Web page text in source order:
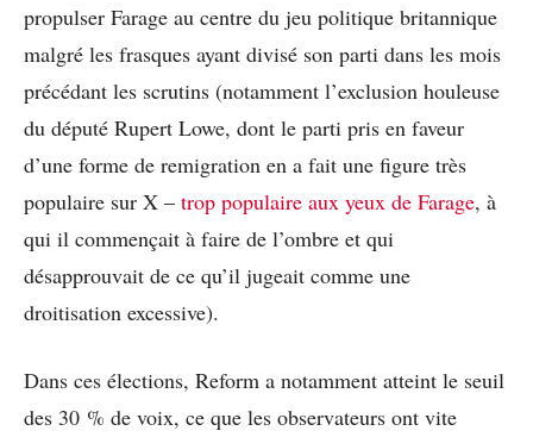
propulser Farage au centre du jeu politique britannique
malgré les frasques ayant divisé son parti dans les mois
précédant les scrutins (notamment l’exclusion houleuse
du député Rupert Lowe, dont le parti pris en faveur
d’une forme de remigration en a fait une figure très
populaire sur X – trop populaire aux yeux de Farage, à
qui il commençait à faire de l’ombre et qui
désapprouvait de ce qu’il jugeait comme une
droitisation excessive).
Dans ces élections, Reform a notamment atteint le seuil
des 30 % de voix, ce que les observateurs ont vite